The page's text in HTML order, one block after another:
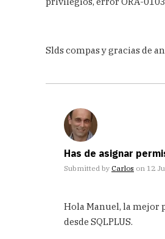
Slds compas y gracias de
Has de asignar
Submitted by Carlos on 12
reply
Pregunta
Hola Manuel, la mejor
desde SQLPLUS.